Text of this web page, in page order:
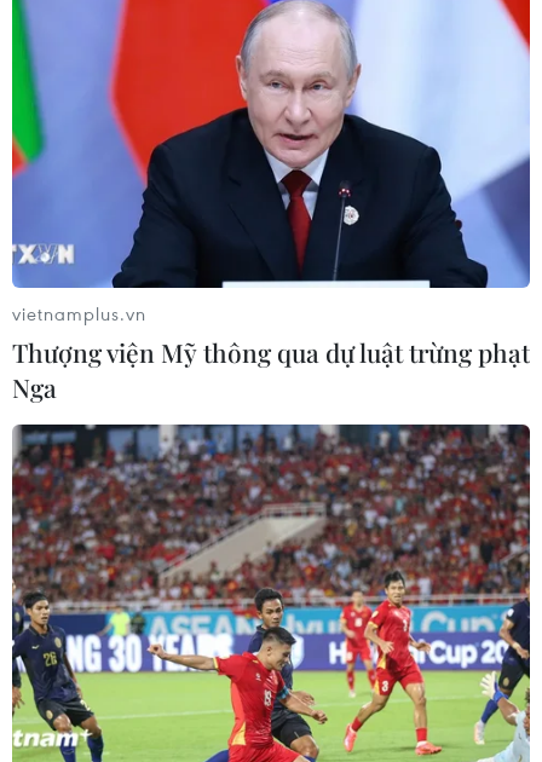
Thưởng vượt kế hoạch: động lực còn
thiếu cho doanh nghiệp dẫn dắt
07/08/2026 04:01
Hãng BMW bắt đầu sản xuất hàng
loạt mẫu xe thuần điện “thế hệ mới”
07/08/2026 01:52
Tiêu chí mới phân loại doanh nghiệp
để thực hiện cơ cấu lại vốn nhà nước
06/08/2026 15:08
Meta tung công cụ AI lập trình tự
động cho nhà phát triển
06/08/2026 06:40
Doanh thu AI của Microsoft phụ
vietnamplus.vn
Thượng viện Mỹ thông qua dự luật trừng phạt
Nga